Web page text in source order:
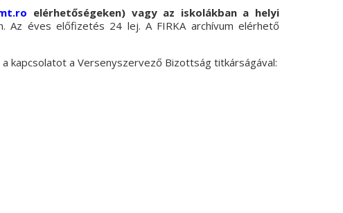
elérhetőségeken) vagy az iskolákban a helyi
Az éves előfizetés 24 lej. A FIRKA archívum elérhető
kapcsolatot a Versenyszervező Bizottság titkárságával: